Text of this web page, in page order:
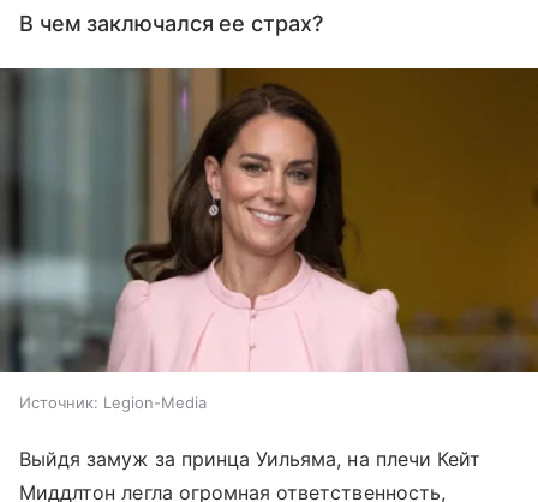
В чем заключался ее страх?
Источник: Legion-Media
Выйдя замуж за принца Уильяма, на плечи Кейт
Миддлтон легла огромная ответственность,